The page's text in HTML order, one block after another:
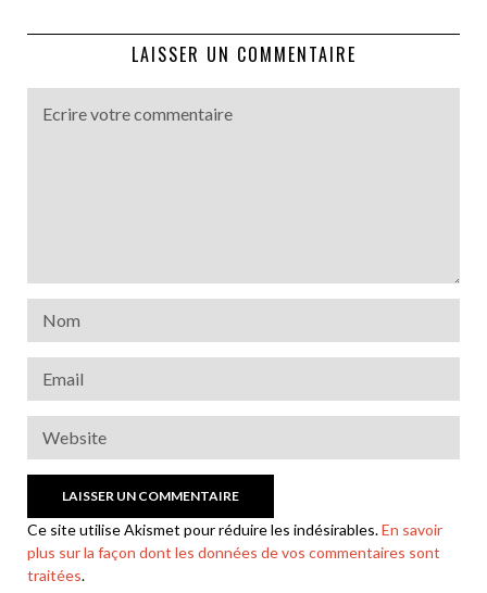
LAISSER UN COMMENTAIRE
Ce site utilise Akismet pour réduire les indésirables.En savoir
plus sur la façon dont les données de vos commentaires sont
traitées.